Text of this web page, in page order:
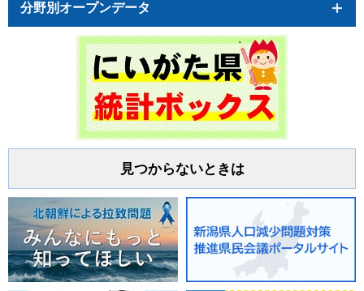
分野別オープンデータ
見つからないときは